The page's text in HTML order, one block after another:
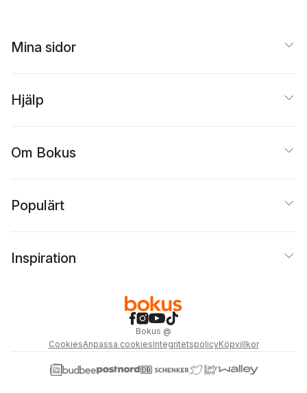
Mina sidor
Hjälp
Om Bokus
Populärt
Inspiration
Bokus @
CookiesAnpassa cookiesIntegritetspolicyKöpvillkor